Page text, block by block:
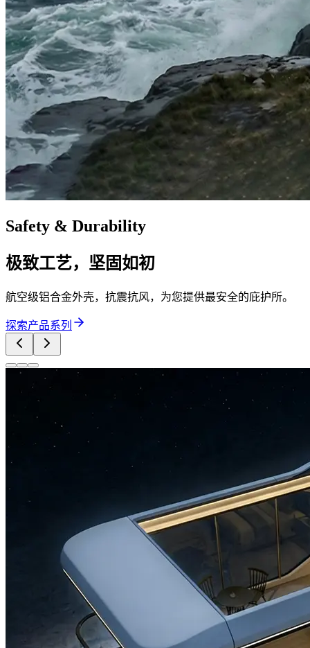
Safety & Durability
极致工艺，坚固如初
航空级铝合金外壳，抗震抗风，为您提供最安全的庇护所。
探索产品系列